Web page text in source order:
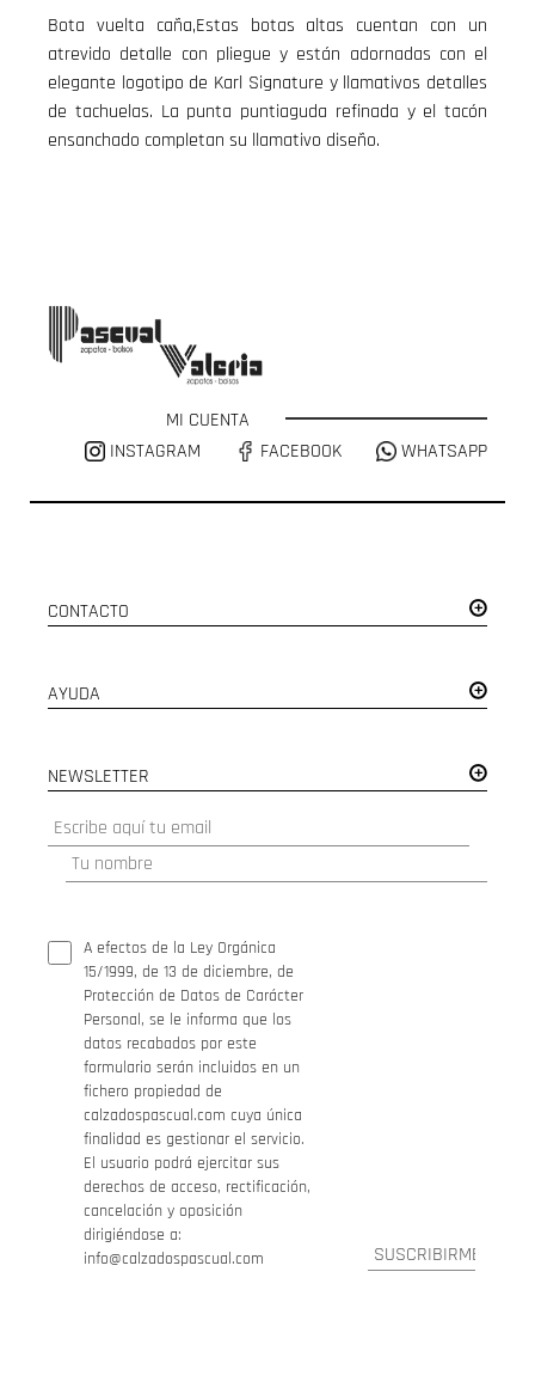
Bota vuelta caña,Estas botas altas cuentan con un
atrevido detalle con pliegue y están adornadas con el
elegante logotipo de Karl Signature y llamativos detalles
de tachuelas. La punta puntiaguda refinada y el tacón
ensanchado completan su llamativo diseño.
MI CUENTA
INSTAGRAM
FACEBOOK WHATSAPP
CONTACTO
AYUDA
NEWSLETTER
A efectos de la Ley Orgánica
15/1999, de 13 de diciembre, de
Protección de Datos de Carácter
Personal, se le informa que los
datos recabados por este
formulario serán incluidos en un
fichero propiedad de
calzadospascual.com cuya única
finalidad es gestionar el servicio.
El usuario podrá ejercitar sus
derechos de acceso, rectificación,
cancelación y oposición
dirigiéndose a:
info@calzadospascual.com